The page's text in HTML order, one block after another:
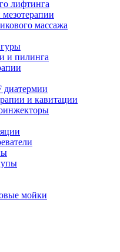
лифтинга
массажа
и пилинга
диатермии
и кавитации
мойки